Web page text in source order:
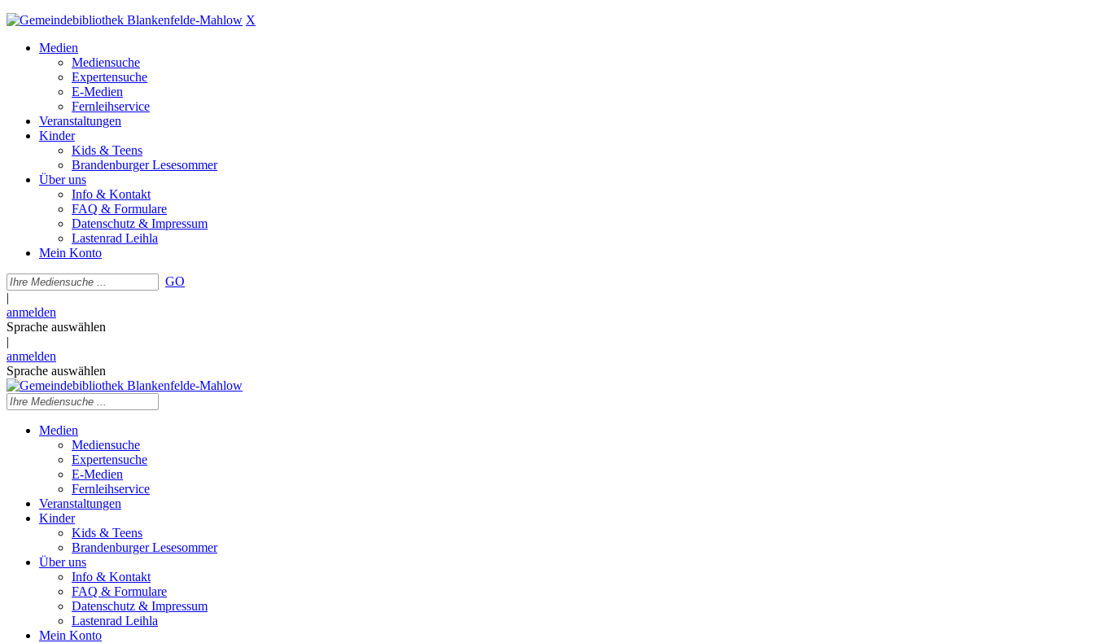
X
Medien
Mediensuche
Expertensuche
E-Medien
Fernleihservice
Veranstaltungen
Kinder
Kids & Teens
Brandenburger Lesesommer
Über uns
Info & Kontakt
FAQ & Formulare
Datenschutz & Impressum
Lastenrad Leihla
Mein Konto
GO
|
anmelden
Sprache auswählen
|
anmelden
Sprache auswählen
Medien
Mediensuche
Expertensuche
E-Medien
Fernleihservice
Veranstaltungen
Kinder
Kids & Teens
Brandenburger Lesesommer
Über uns
Info & Kontakt
FAQ & Formulare
Datenschutz & Impressum
Lastenrad Leihla
Mein Konto